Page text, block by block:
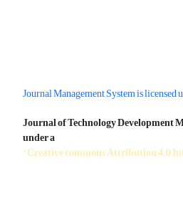
Journal of Technology Development
under a